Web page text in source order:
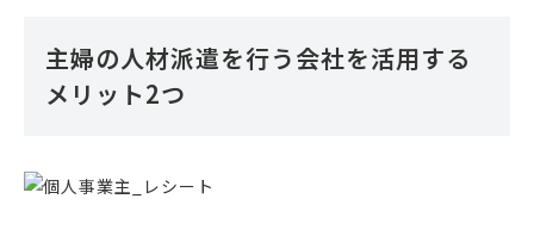
主婦の人材派遣を行う会社を活用する
メリット2つ